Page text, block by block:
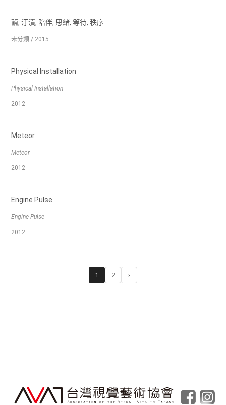
繭, 汙漬, 陪伴, 思緒, 等待, 秩序
未分類 / 2015
Physical Installation
Physical Installation
2012
Meteor
Meteor
2012
Engine Pulse
Engine Pulse
2012
1 2 ›